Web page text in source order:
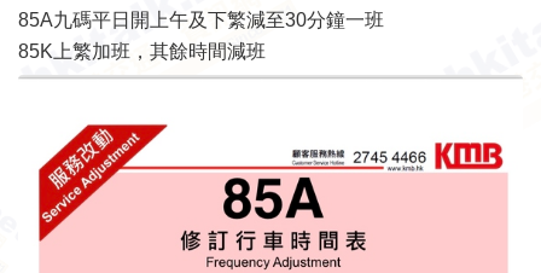
85A九碼平日開上午及下繁減至30分鐘一班
85K上繁加班，其餘時間減班